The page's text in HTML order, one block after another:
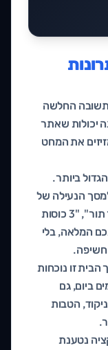
החלשה
יכולות שאתר
את המחט
ביותר.
הנעילה של
הלקוח. "המשלוח שלך יצא", "מחר יש לך תור", "3 כוסות
המלאה, בלי
חשיפה.
הבית זו נוכחות
ביום, גם
הטבות
נטענת